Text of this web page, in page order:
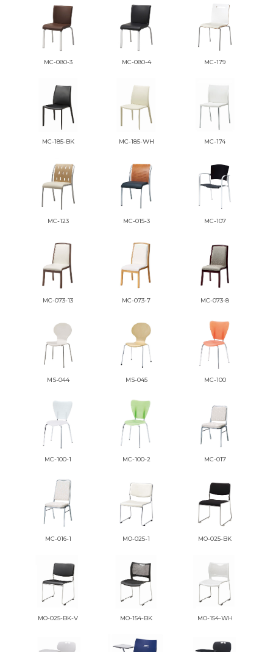
MC-080-3 MC-080-4 MC-179
MC-185-BK MC-185-WH MC-174
MC-123 MC-015-3 MC-107
MC-073-13 MC-073-7 MC-073-8
MS-044 MS-045 MC-100
MC-100-1 MC-100-2 MC-017
MC-016-1 MO-025-1 MO-025-BK
MO-025-BK-V MO-154-BK MO-154-WH